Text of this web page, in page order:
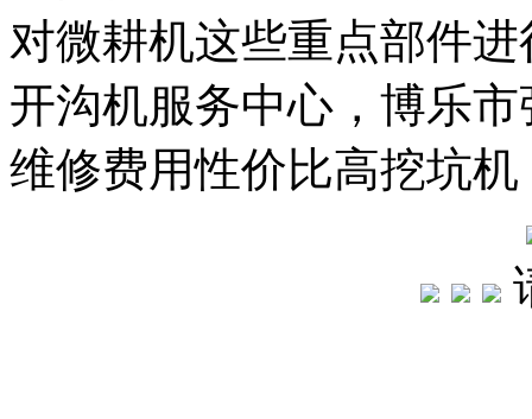
对微耕机这些重点部件
开沟机服务中心， 博乐市
维修费用性价比高挖坑机